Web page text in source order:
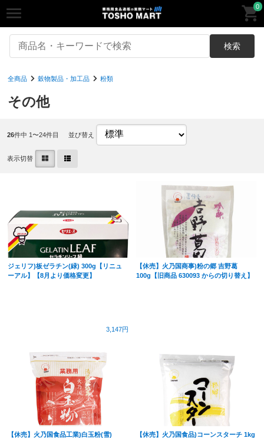
0
検索
全商品 穀物製品・加工品 粉類
その他
26件中 1〜24件目 並び替え
表示切替
ジェリフ)板ゼラチン(緑) 300g【リニュ
ーアル】【8月より価格変更】
3,147円
【休売】火乃国商事)粉の郷 吉野葛
100g【旧商品 630093 からの切り替え】
【休売】火乃国食品工業)白玉粉(雪)
【休売】火乃国食品)コーンスターチ 1kg